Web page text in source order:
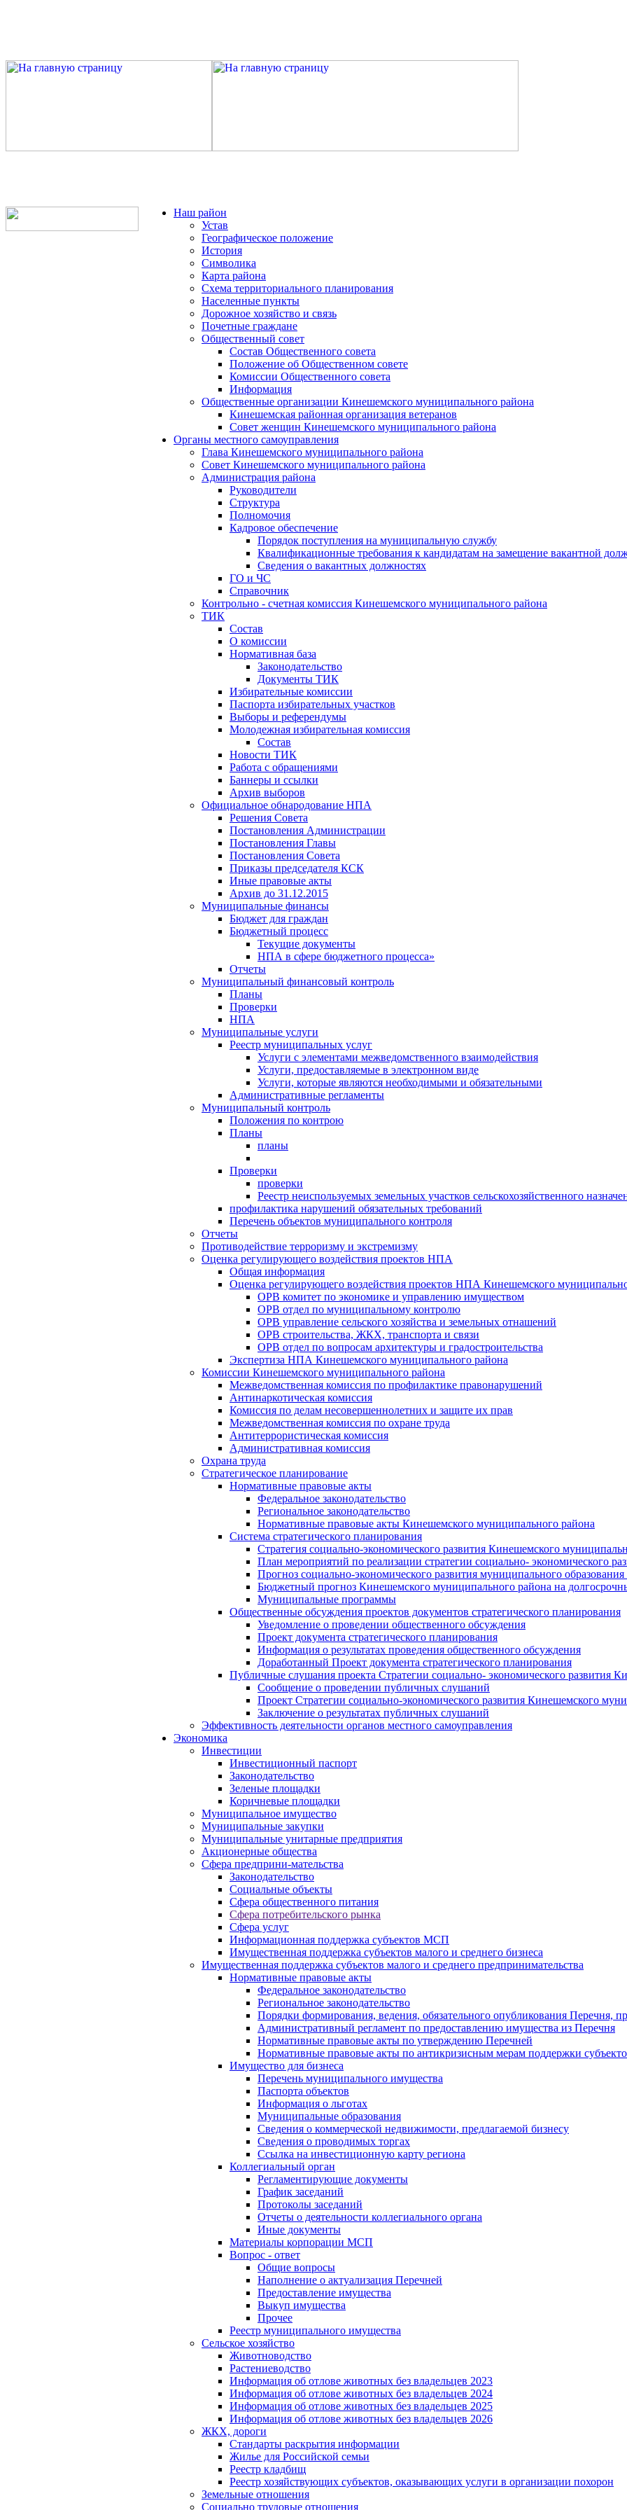
Наш район
Устав
Географическое положение
История
Символика
Карта района
Схема территориального планирования
Населенные пункты
Дорожное хозяйство и связь
Почетные граждане
Общественный совет
Состав Общественного совета
Положение об Общественном совете
Комиссии Общественного совета
Информация
Общественные организации Кинешемского муниципального района
Кинешемская районная организация ветеранов
Совет женщин Кинешемского муниципального района
Органы местного самоуправления
Глава Кинешемского муниципального района
Совет Кинешемского муниципального района
Администрация района
Руководители
Структура
Полномочия
Кадровое обеспечение
Порядок поступления на муниципальную службу
Квалификационные требования к кандидатам на замещение вакантной
Сведения о вакантных должностях
ГО и ЧС
Справочник
Контрольно - счетная комиссия Кинешемского муниципального района
ТИК
Состав
О комиссии
Нормативная база
Законодательство
Документы ТИК
Избирательные комиссии
Паспорта избирательных участков
Выборы и референдумы
Молодежная избирательная комиссия
Состав
Новости ТИК
Работа с обращениями
Баннеры и ссылки
Архив выборов
Официальное обнародование НПА
Решения Совета
Постановления Администрации
Постановления Главы
Постановления Совета
Приказы председателя КСК
Иные правовые акты
Архив до 31.12.2015
Муниципальные финансы
Бюджет для граждан
Бюджетный процесс
Текущие документы
НПА в сфере бюджетного процесса»
Отчеты
Муниципальный финансовый контроль
Планы
Проверки
НПА
Муниципальные услуги
Реестр муниципальных услуг
Услуги с элементами межведомственного взаимодействия
Услуги, предоставляемые в электронном виде
Услуги, которые являются необходимыми и обязательными
Административные регламенты
Муниципальный контроль
Положения по контрою
Планы
планы
Проверки
проверки
Реестр неиспользуемых земельных участков сельскохозяйственного
профилактика нарушений обязательных требований
Перечень объектов муниципального контроля
Отчеты
Противодействие терроризму и экстремизму
Оценка регулирующего воздействия проектов НПА
Общая информация
Оценка регулирующего воздействия проектов НПА Кинешемского
ОРВ комитет по экономике и управлению имуществом
ОРВ отдел по муниципальному контролю
ОРВ управление сельского хозяйства и земельных отнашений
ОРВ строительства, ЖКХ, транспорта и связи
ОРВ отдел по вопросам архитектуры и градостроительства
Экспертиза НПА Кинешемского муниципального района
Комиссии Кинешемского муниципального района
Межведомственная комиссия по профилактике правонарушений
Антинаркотическая комиссия
Комиссия по делам несовершеннолетних и защите их прав
Межведомственная комиссия по охране труда
Антитеррористическая комиссия
Административная комиссия
Охрана труда
Стратегическое планирование
Нормативные правовые акты
Федеральное законодательство
Региональное законодательство
Нормативные правовые акты Кинешемского муниципального района
Система стратегического планирования
Стратегия социально-экономического развития Кинешемского
План мероприятий по реализации стратегии социально- экономического
Прогноз социально-экономического развития муниципального
Бюджетный прогноз Кинешемского муниципального района на
Муниципальные программы
Общественные обсуждения проектов документов стратегического планирования
Уведомление о проведении общественного обсуждения
Проект документа стратегического планирования
Информация о результатах проведения общественного обсуждения
Доработанный Проект документа стратегического планирования
Публичные слушания проекта Стратегии социально- экономического развития
Сообщение о проведении публичных слушаний
Проект Стратегии социально-экономического развития Кинешемского
Заключение о результатах публичных слушаний
Эффективность деятельности органов местного самоуправления
Экономика
Инвестиции
Инвестиционный паспорт
Законодательство
Зеленые площадки
Коричневые площадки
Муниципальное имущество
Муниципальные закупки
Муниципальные унитарные предприятия
Акционерные общества
Сфера предприни-мательства
Законодательство
Социальные объекты
Сфера общественного питания
Сфера потребительского рынка
Сфера услуг
Информационная поддержка субъектов МСП
Имущественная поддержка субъектов малого и среднего бизнеса
Имущественная поддержка субъектов малого и среднего предпринимательства
Нормативные правовые акты
Федеральное законодательство
Региональное законодательство
Порядки формирования, ведения, обязательного опубликования Перечня,
Административный регламент по предоставлению имущества из Перечня
Нормативные правовые акты по утверждению Перечней
Нормативные правовые акты по антикризисным мерам поддержки
Имущество для бизнеса
Перечень муниципального имущества
Паспорта объектов
Информация о льготах
Муниципальные образования
Сведения о коммерческой недвижимости, предлагаемой бизнесу
Сведения о проводимых торгах
Ссылка на инвестиционную карту региона
Коллегиальный орган
Регламентирующие документы
График заседаний
Протоколы заседаний
Отчеты о деятельности коллегиального органа
Иные документы
Материалы корпорации МСП
Вопрос - ответ
Общие вопросы
Наполнение о актуализация Перечней
Предоставление имущества
Выкуп имущества
Прочее
Реестр муниципального имущества
Сельское хозяйство
Животноводство
Растениеводство
Информация об отлове животных без владельцев 2023
Информация об отлове животных без владельцев 2024
Информация об отлове животных без владельцев 2025
Информация об отлове животных без владельцев 2026
ЖКХ, дороги
Стандарты раскрытия информации
Жилье для Российской семьи
Реестр кладбищ
Реестр хозяйствующих субъектов, оказывающих услуги в организации похорон
Земельные отношения
Социально трудовые отношения